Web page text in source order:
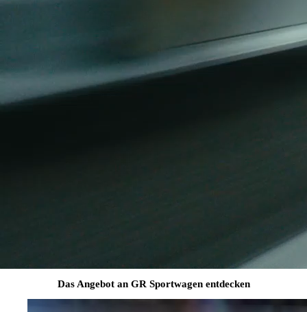
Das Angebot an GR Sportwagen entdecken